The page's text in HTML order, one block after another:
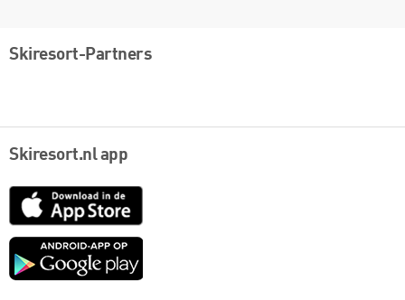
Skiresort-Partners
Skiresort.nl app
App
Google